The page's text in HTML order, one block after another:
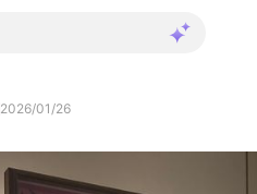
2026/01/26